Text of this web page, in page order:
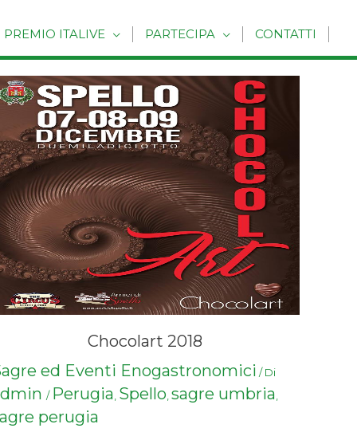
PREMIO ITALIVE PARTECIPA CONTATTI
Chocolart 2018
ed Eventi Enogastronomici / Di
/ Perugia, Spello, sagre umbria,
perugia